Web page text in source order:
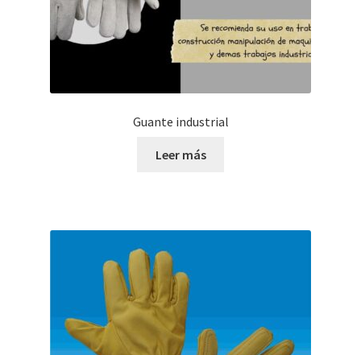
Guante industrial
Leer más